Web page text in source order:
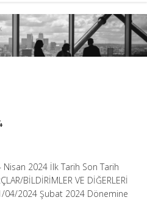
Nisan 2024 İlk Tarih Son Tarih
BİLDİRİMLER VE DİĞERLERİ
04/2024 Şubat 2024 Dönemine